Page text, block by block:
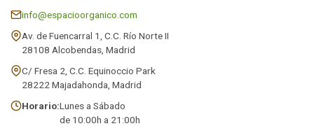
info@espacioorganico.com
Av. de Fuencarral 1, C.C. Río Norte II
28108 Alcobendas, Madrid
C/ Fresa 2, C.C. Equinoccio Park
28222 Majadahonda, Madrid
Horario:Lunes a Sábado
de 10:00h a 21:00h